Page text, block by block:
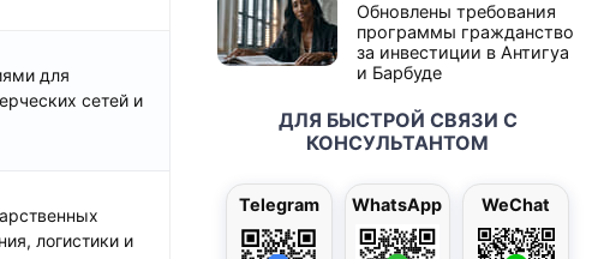
для
сетей и
логистики и
Обновлены требования
программы гражданство
за инвестиции в Антигуа
и Барбуде
ДЛЯ БЫСТРОЙ СВЯЗИ С
КОНСУЛЬТАНТОМ
Telegram WhatsApp WeChat